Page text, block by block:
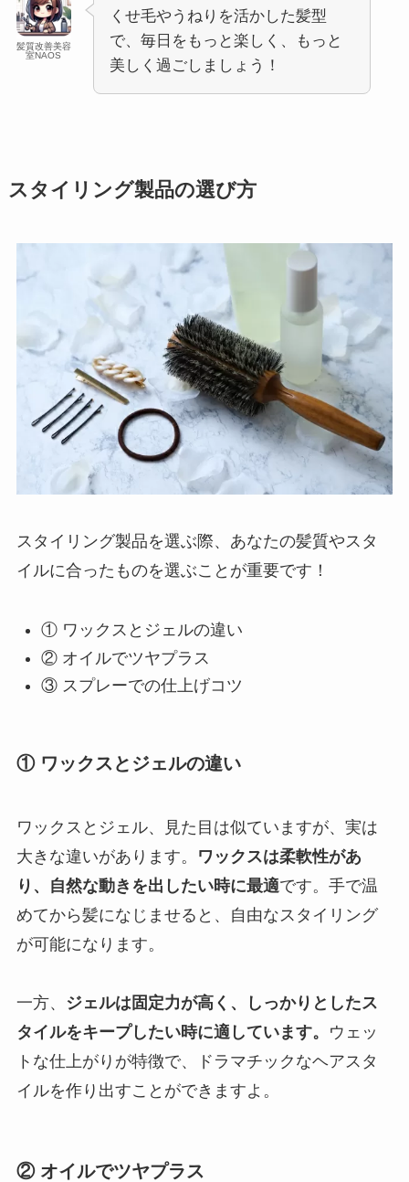
髪質改善美容
室NAOS
くせ毛やうねりを活かした髪型
で、毎日をもっと楽しく、もっと
美しく過ごしましょう！
スタイリング製品の選び方
スタイリング製品を選ぶ際、あなたの髪質やスタ
イルに合ったものを選ぶことが重要です！
① ワックスとジェルの違い
② オイルでツヤプラス
③ スプレーでの仕上げコツ
① ワックスとジェルの違い
ワックスとジェル、見た目は似ていますが、実は
大きな違いがあります。
ワックスは柔軟性があ
り、自然な動きを出したい時に最適です。手で温
めてから髪になじませると、自由なスタイリング
が可能になります。
一方、
ジェルは固定力が高く、しっかりとしたス
タイルをキープしたい時に適しています。
ウェッ
トな仕上がりが特徴で、ドラマチックなヘアスタ
イルを作り出すことができますよ。
② オイルでツヤプラス